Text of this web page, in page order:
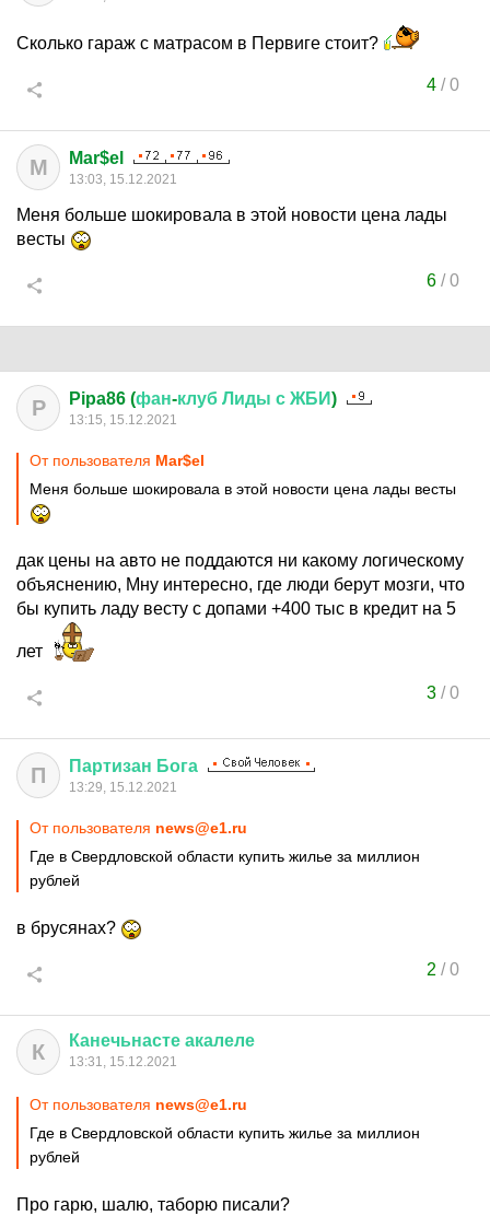
Сколько гараж с матрасом в Первиге стоит?
4/0
M Mar$el
13:03, 15.12.2021
Меня больше шокировала в этой новости цена лады
весты
6/0
P Pipa86 (фан-клуб Лиды с ЖБИ)
13:15, 15.12.2021
От пользователя Mar$el
Меня больше шокировала в этой новости цена лады весты
дак цены на авто не поддаются ни какому логическому
объяснению, Мну интересно, где люди берут мозги, что
бы купить ладу весту с допами +400 тыс в кредит на 5
лет
3/0
П Партизан Бога
13:29, 15.12.2021
От пользователя news@e1.ru
Где в Свердловской области купить жилье за миллион
рублей
в брусянах?
2 /0
К Канечьнасте акалеле
13:31, 15.12.2021
От пользователя news@e1.ru
Где в Свердловской области купить жилье за миллион
рублей
Про гарю, шалю, таборю писали?